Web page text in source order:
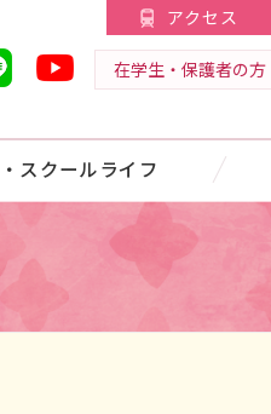
スクールライフ
アクセス
在学生・保護者の方